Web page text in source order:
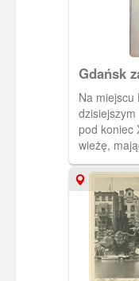
Gdańsk
Na miejscu
dzisiejszym
pod koniec
wieżę,
droga ze
terenom
budowli
wyższą,
z takiego